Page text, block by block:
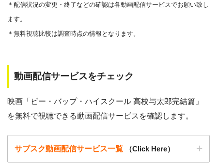
また、著作権については、保護の・違反に対しての厳罰化の
照）
す。
＊ 配信状況の変更・終了などの確認は各動画配信サービスでお願い致し
ます。
＊無料視聴比較は調査時点の情報となります。
動画配信サービスをチェック
映画「ビー・バップ・ハイスクール 高校与太郎完結篇」
を無料で視聴できる動画配信サービスを確認します。
サブスク動画配信サービス一覧 （Click Here）